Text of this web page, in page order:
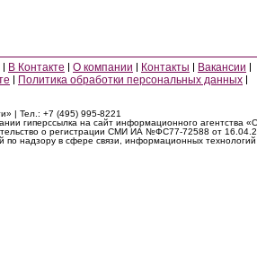
В Контакте О компании Контакты
Вакансии
Политика обработки персональных данных
| Тел.: +7 (495) 995-8221
гиперссылка на сайт информационного агентства
о регистрации СМИ ИА №ФС77-72588 от
надзору в сфере связи, информационных